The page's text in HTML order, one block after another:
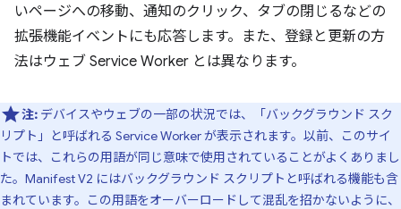
いページへの移動、通知のクリック、タブの閉じるなどの
拡張機能イベントにも応答します。また、登録と更新の方
法はウェブ Service Worker とは異なります。
注: デバイスやウェブの一部の状況では、「バックグラウンド スク
リプト」と呼ばれる Service Worker が表示されます。以前、このサイ
トでは、これらの用語が同じ意味で使用されていることがよくありまし
た。Manifest V2 にはバックグラウンド スクリプトと呼ばれる機能も含
まれています。この用語をオーバーロードして混乱を招かないように、